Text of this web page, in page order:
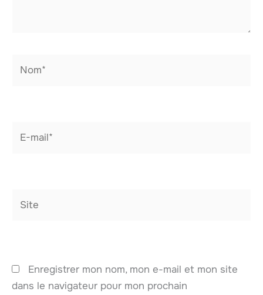
Enregistrer mon nom, mon e-mail et mon site
dans le navigateur pour mon prochain